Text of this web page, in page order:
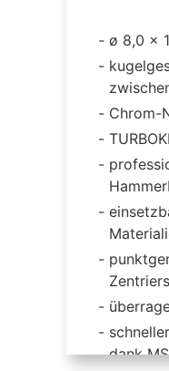
ø 8,0 x
Chrom-
dank